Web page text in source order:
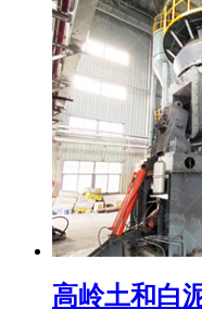
高岭土和白